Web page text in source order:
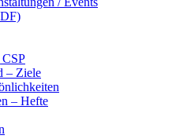
– Ziele
– Hefte